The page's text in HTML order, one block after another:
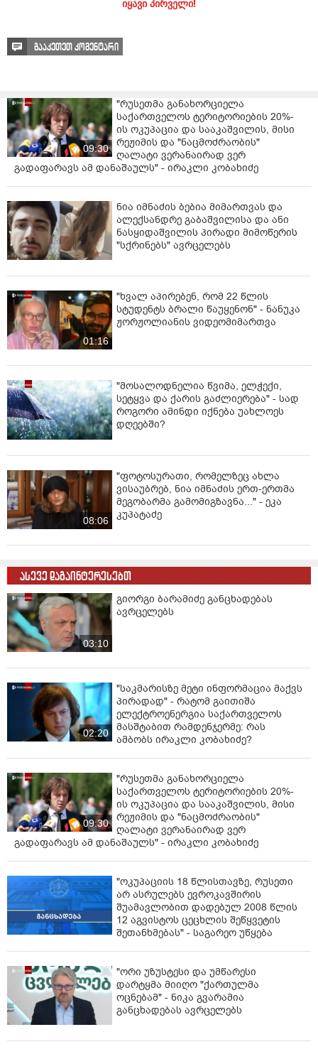
იყავი პირველი!
გააკეთეთ კომენტარი
09:30
"რუსეთმა განახორციელა
საქართველოს ტერიტორიების 20%-
ის ოკუპაცია და სააკაშვილის, მისი
რეჟიმის და "ნაცმოძრაობის"
ღალატი ვერანაირად ვერ
გადაფარავს ამ დანაშაულს" - ირაკლი კობახიძე
ნია იმნაძის ბებია მიმართვას და
ალექსანდრე გაბაშვილისა და ანი
ნასყიდაშვილის პირადი მიმოწერის
"სქრინებს" ავრცელებს
01:16
"ხვალ აპირებენ, რომ 22 წლის
სტუდენტს ბრალი წაუყენონ" - ნანუკა
ჟორჟოლიანის ვიდეომიმართვა
"მოსალოდნელია წვიმა, ელჭექი,
სეტყვა და ქარის გაძლიერება" - სად
როგორი ამინდი იქნება უახლოეს
დღეებში?
08:06
"ფოტოსურათი, რომელზეც ახლა
ვისაუბრებ, ნია იმნაძის ერთ-ერთმა
მეგობარმა გამომიგზავნა..." - ეკა
კუპატაძე
ასევე დაგაინტერესებთ
03:10
გიორგი ბარამიძე განცხადებას
ავრცელებს
02:20
"საკმარისზე მეტი ინფორმაცია მაქვს
პირადად" - რატომ გაითიშა
ელექტროენერგია საქართველოს
მასშტაბით რამდენჯერმე: რას
ამბობს ირაკლი კობახიძე?
09:30
"რუსეთმა განახორციელა
საქართველოს ტერიტორიების 20%-
ის ოკუპაცია და სააკაშვილის, მისი
რეჟიმის და "ნაცმოძრაობის"
ღალატი ვერანაირად ვერ
გადაფარავს ამ დანაშაულს" - ირაკლი კობახიძე
"ოკუპაციის 18 წლისთავზე, რუსეთი
არ ასრულებს ევროკავშირის
შუამავლობით დადებულ 2008 წლის
12 აგვისტოს ცეცხლის შეწყვეტის
შეთანხმებას" - საგარეო უწყება
"ორი უზუსტესი და უმწარესი
დარტყმა მიიღო "ქართულმა
ოცნებამ" - ნიკა გვარამია
განცხადებას ავრცელებს